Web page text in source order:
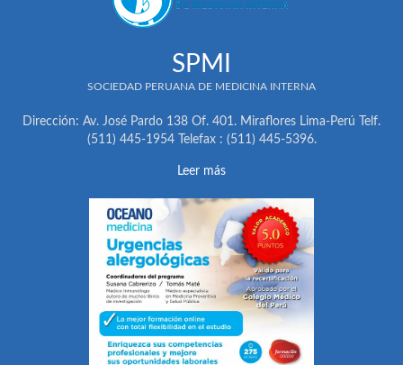
SPMI
SOCIEDAD PERUANA DE MEDICINA INTERNA
Dirección: Av. José Pardo 138 Of. 401. Miraflores Lima-Perú Telf.
(511) 445-1954 Telefax : (511) 445-5396.
Leer más